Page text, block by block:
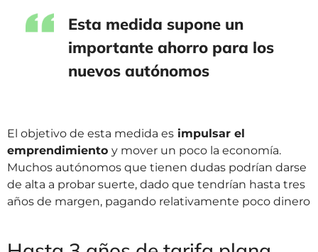
Esta medida supone un
importante ahorro para los
nuevos autónomos
El objetivo de esta medida es impulsar el
emprendimiento y mover un poco la economía.
Muchos autónomos que tienen dudas podrían darse
de alta a probar suerte, dado que tendrían hasta tres
años de margen, pagando relativamente poco dinero